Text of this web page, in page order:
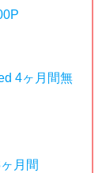
4ヶ月間無
月間